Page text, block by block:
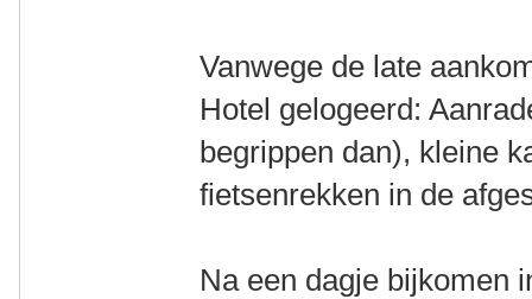
Vanwege de late
Hotel gelogeerd:
begrippen dan), kleine
fietsenrekken in de
Na een dagje bijkomen